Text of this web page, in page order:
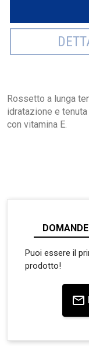
Rossetto a lunga
idratazione e
con vitamina E.
DOMANDE
Puoi essere il
prodotto!